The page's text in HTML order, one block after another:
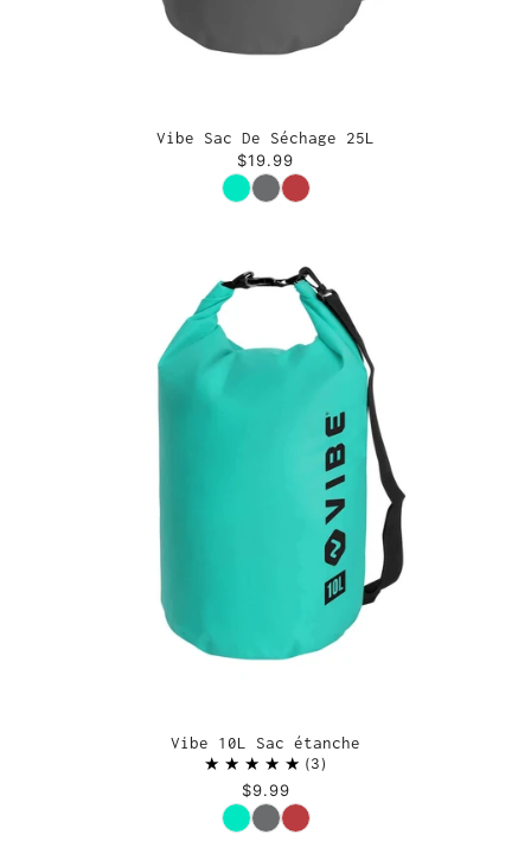
Vibe Sac De Séchage 25L
$19.99
Couleur
Vibe 10L Sac étanche
3
$9.99
Couleur